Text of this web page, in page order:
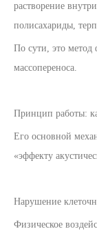
растворение
полисахариды,
По сути, это метод
массопереноса.
Принцип работы:
Его основной
«эффекту
Нарушение
Физическое